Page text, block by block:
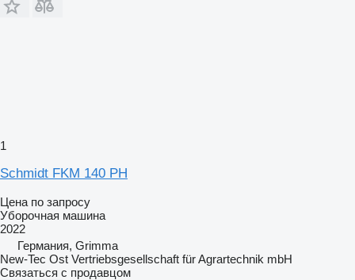
1
Schmidt FKM 140 PH
Цена по запросу
Уборочная машина
2022
Германия, Grimma
New-Tec Ost Vertriebsgesellschaft für Agrartechnik mbH
Связаться с продавцом